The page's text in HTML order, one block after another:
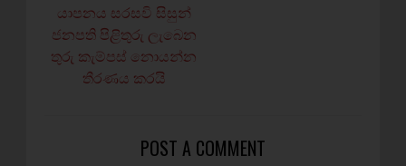
යාපනය සරසවි සිසුන්
ජනපති පිළිතුරු ලැබෙන
තුරු කැම්පස් නොයන්න
තීරණය කරයි
POST A COMMENT